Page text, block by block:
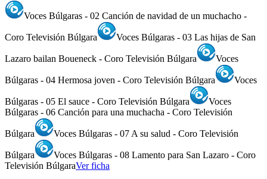
Voces Búlgaras - 02 Canción de navidad de un muchacho -
Coro Televisión Búlgara Voces Búlgaras - 03 Las hijas de San
Lazaro bailan Boueneck - Coro Televisión Búlgara Voces
Búlgaras - 04 Hermosa joven - Coro Televisión Búlgara Voces
Búlgaras - 05 El sauce - Coro Televisión Búlgara
Voces
Búlgaras - 06 Canción para una muchacha - Coro Televisión
Búlgara Voces Búlgaras - 07 A su salud - Coro Televisión
Búlgara
Voces Búlgaras - 08 Lamento para San Lazaro - Coro
Televisión BúlgaraVer ficha